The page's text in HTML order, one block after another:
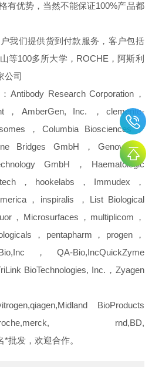
有优势，当然不能保证100%产品都
我们提供货到付款服务，客户包括
等100多所大学，ROCHE，阿斯利
公司
Antibody Research Corporation，
， AmberGen, Inc.
，clemente-
，Columbia Biosciences，
Bridges GmbH，Genovis，
GmbH，Haematologic
，hookelabs，Immudex，
，inspiralis ，List Biological
，Microsurfaces，multiplicom，
，pentapharm，progen，
，QA-Bio,IncQuickZyme
BioTechnologies, Inc.，Zyagen
BioProducts
rnd,BD,
*批发，欢迎合作。